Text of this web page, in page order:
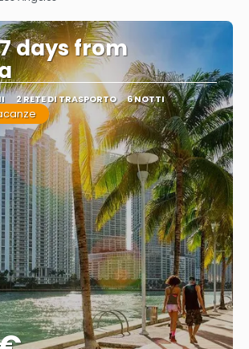
Vedere
days from
2 RETE DI TRASPORTO 6 NOTTI